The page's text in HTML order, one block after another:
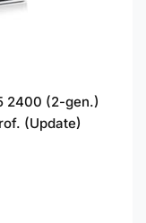
2400 (2-gen.)
(Update)